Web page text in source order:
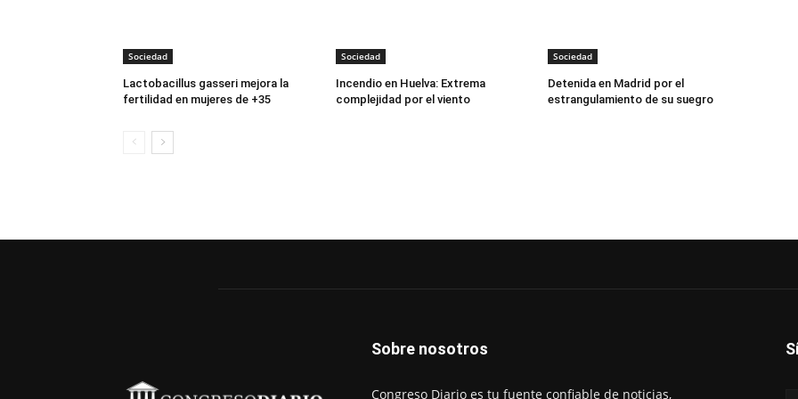
Sociedad
Lactobacillus gasseri mejora la
fertilidad en mujeres de +35
Sociedad
Incendio en Huelva: Extrema
complejidad por el viento
Sociedad
Detenida en Madrid por el
estrangulamiento de su suegro
Sobre nosotros
Congreso Diario es tu fuente confiable de noticias,